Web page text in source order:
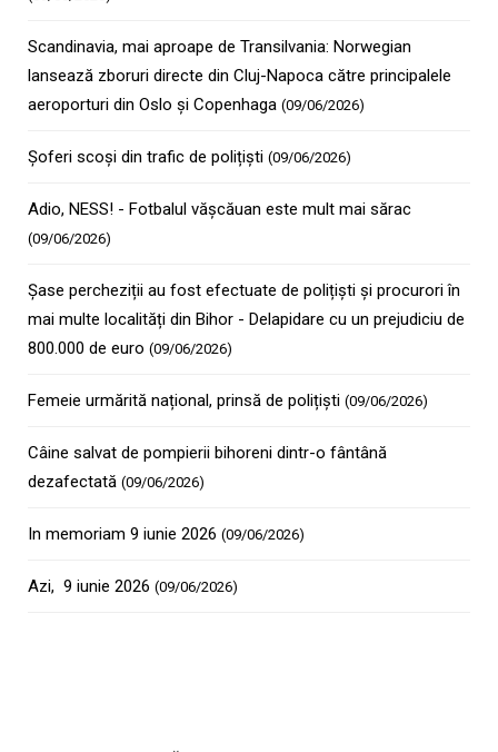
Scandinavia, mai aproape de Transilvania: Norwegian
lansează zboruri directe din Cluj-Napoca către principalele
aeroporturi din Oslo și Copenhaga (09/06/2026)
Șoferi scoși din trafic de polițiști (09/06/2026)
Adio, NESS! - Fotbalul vășcăuan este mult mai sărac
(09/06/2026)
Șase percheziții au fost efectuate de polițiști și procurori în
mai multe localități din Bihor - Delapidare cu un prejudiciu de
800.000 de euro (09/06/2026)
Femeie urmărită național, prinsă de polițiști (09/06/2026)
Câine salvat de pompierii bihoreni dintr-o fântână
dezafectată (09/06/2026)
In memoriam 9 iunie 2026 (09/06/2026)
Azi, 9 iunie 2026 (09/06/2026)